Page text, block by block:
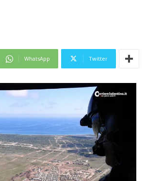
WhatsApp Twitter